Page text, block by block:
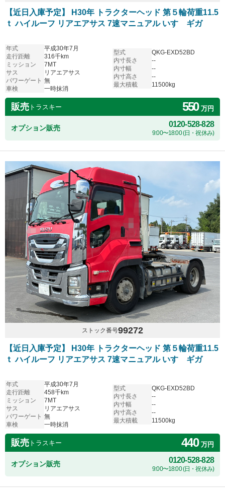
【近日入庫予定】 H30年 トラクターヘッド 第５輪荷重11.5
ｔ ハイルーフ リアエアサス 7速マニュアル いすゞギガ
年式
平成30年7月
走行距離
316千km
ミッション
7MT
サス
リアエアサス
パワーゲート 無
車検
一時抹消
型式
QKG-EXD52BD
内寸長さ
--
内寸幅
--
内寸高さ
--
最大積載
11500kg
販売 トラスキー 550万円
オプション販売 0120-528-828
9:00〜18:00 (日・祝休み)
ストック番号99272
【近日入庫予定】 H30年 トラクターヘッド 第５輪荷重11.5
ｔ ハイルーフ リアエアサス 7速マニュアル いすゞギガ
年式
平成30年7月
走行距離
458千km
ミッション
7MT
サス
リアエアサス
パワーゲート 無
車検
一時抹消
型式
QKG-EXD52BD
内寸長さ
--
内寸幅
--
内寸高さ
--
最大積載
11500kg
販売 トラスキー 440万円
オプション販売 0120-528-828
9:00〜18:00 (日・祝休み)